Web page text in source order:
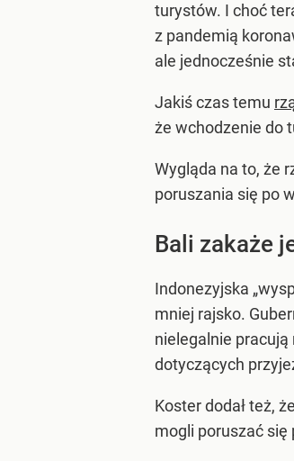
turystów. I choć
z pandemią
ale jednocześnie
Jakiś czas temu
że wchodzenie do
Wygląda na to, że
poruszania się po
Bali zakaże
Indonezyjska
mniej rajsko.
nielegalnie
dotyczących
Koster dodał też,
mogli poruszać